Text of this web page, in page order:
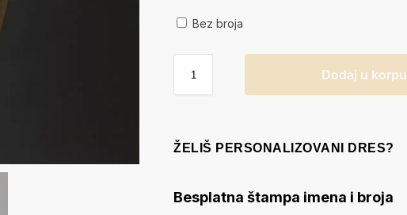
Bez broja
Dodaj u korpu
ŽELIŠ PERSONALIZOVANI DRES?
Besplatna štampa imena i broja